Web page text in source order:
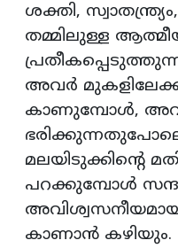
ശക്തി,
തമ്മിലുള്ള
അവർ
കാണുമ്പോൾ,
മലയിടുക്കിൻ്റെ
പറക്കുമ്പോൾ
കാണാൻ കഴിയും.